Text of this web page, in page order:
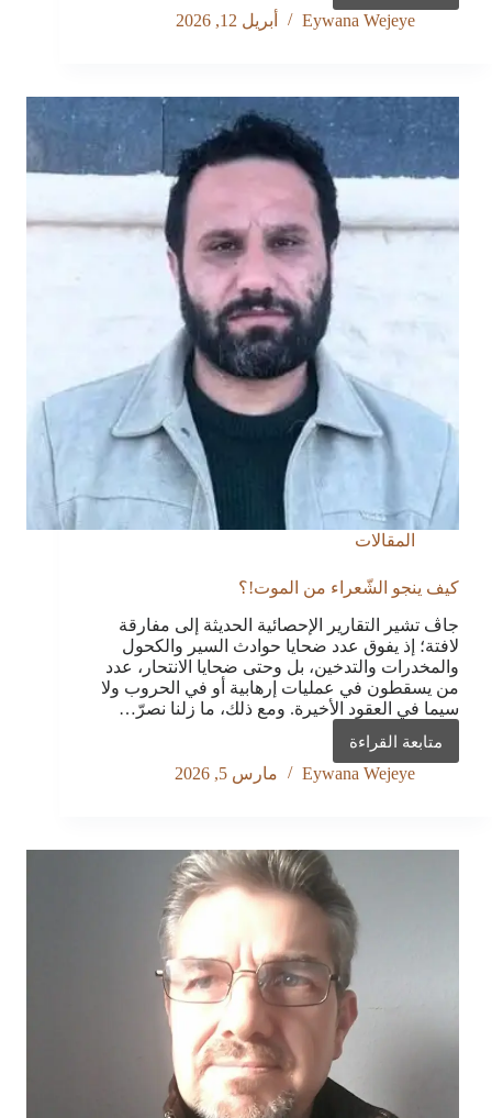
والذكاء
Eywana Wejeye أبريل 12, 2026
المقالات
كيف ينجو الشّعراء من الموت!؟
جاڤ تشير التقارير الإحصائية الحديثة إلى مفارقة
لافتة؛ إذ يفوق عدد ضحايا حوادث السير والكحول
والمخدرات والتدخين، بل وحتى ضحايا الانتحار، عدد
من يسقطون في عمليات إرهابية أو في الحروب ولا
سيما في العقود الأخيرة. ومع ذلك، ما زلنا نصرّ…
متابعة القراءة
كيف
ينجو
Eywana Wejeye مارس 5, 2026